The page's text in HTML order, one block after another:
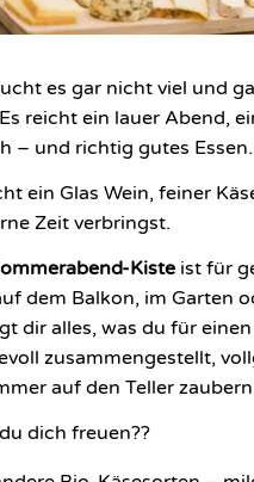
es gar nicht viel und
reicht ein lauer Abend,
– und richtig gutes Essen.
ein Glas Wein, feiner
Zeit verbringst.
Kiste ist für
dem Balkon, im Garten
dir alles, was du für
zusammengestellt,
auf den Teller
dich freuen??